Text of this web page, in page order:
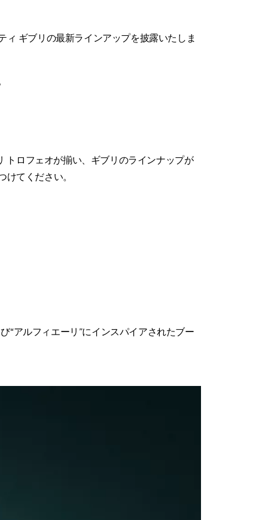
ィ ギブリの最新ラインアップを披露いたしま
トロフェオが揃い、ギブリのラインナップが
てください。
“アルフィエーリ”にインスパイアされたブー